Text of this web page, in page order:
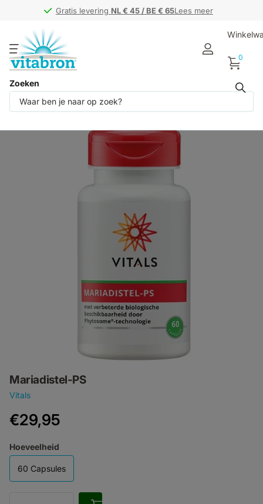
Gratis levering NL € 45 / BE € 65Lees meer
Gratis levering NL € 45 / BE € 65
Zoeken
0
Mariadistel-PS
Vitals
€29,95
Hoeveelheid
60 Capsules